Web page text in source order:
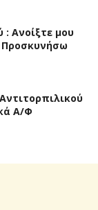
: Ανοίξτε μου
Α/Φ